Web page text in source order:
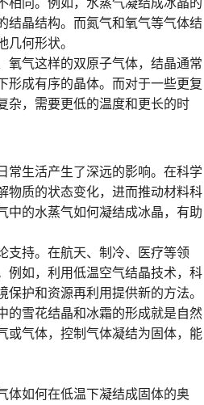
结晶结构。而氮气和氧气等气体结
何形状。
氧气这样的双原子气体，结晶通常
形成有序的晶体。而对于一些更复
杂，需要更低的温度和更长的时
常生活产生了深远的影响。在科学
物质的状态变化，进而推动材料科
中的水蒸气如何凝结成冰晶，有助
支持。在航天、制冷、医疗等领
例如，利用低温空气结晶技术，科
护和资源再利用提供新的方法。
的雪花结晶和冰霜的形成就是自然
或气体，控制气体凝结为固体，能
体如何在低温下凝结成固体的奥